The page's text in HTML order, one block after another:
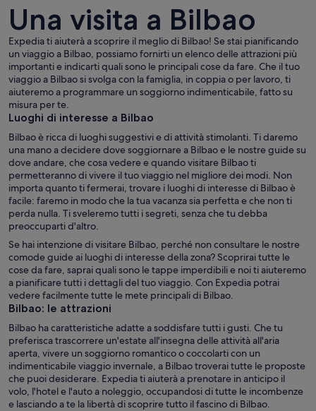
Una struttura architettonica
Una visita a Bilbao
Expedia ti aiuterà a scoprire il meglio di Bilbao! Se stai pianificando
un viaggio a Bilbao, possiamo fornirti un elenco delle attrazioni più
importanti e indicarti quali sono le principali cose da fare. Che il tuo
viaggio a Bilbao si svolga con la famiglia, in coppia o per lavoro, ti
aiuteremo a programmare un soggiorno indimenticabile, fatto su
misura per te.
Luoghi di interesse a Bilbao
Bilbao è ricca di luoghi suggestivi e di attività stimolanti. Ti daremo
una mano a decidere dove soggiornare a Bilbao e le nostre guide su
dove andare, che cosa vedere e quando visitare Bilbao ti
permetteranno di vivere il tuo viaggio nel migliore dei modi. Non
importa quanto ti fermerai, trovare i luoghi di interesse di Bilbao è
facile: faremo in modo che la tua vacanza sia perfetta e che non ti
perda nulla. Ti sveleremo tutti i segreti, senza che tu debba
preoccuparti d'altro.
Se hai intenzione di visitare Bilbao, perché non consultare le nostre
comode guide ai luoghi di interesse della zona? Scoprirai tutte le
cose da fare, saprai quali sono le tappe imperdibili e noi ti aiuteremo
a pianificare tutti i dettagli del tuo viaggio. Con Expedia potrai
vedere facilmente tutte le mete principali di Bilbao.
Bilbao: le attrazioni
Bilbao ha caratteristiche adatte a soddisfare tutti i gusti. Che tu
preferisca trascorrere un'estate all'insegna delle attività all'aria
aperta, vivere un soggiorno romantico o coccolarti con un
indimenticabile viaggio invernale, a Bilbao troverai tutte le proposte
che puoi desiderare. Expedia ti aiuterà a prenotare in anticipo il
volo, l'hotel e l'auto a noleggio, occupandosi di tutte le incombenze
e lasciando a te la libertà di scoprire tutto il fascino di Bilbao.